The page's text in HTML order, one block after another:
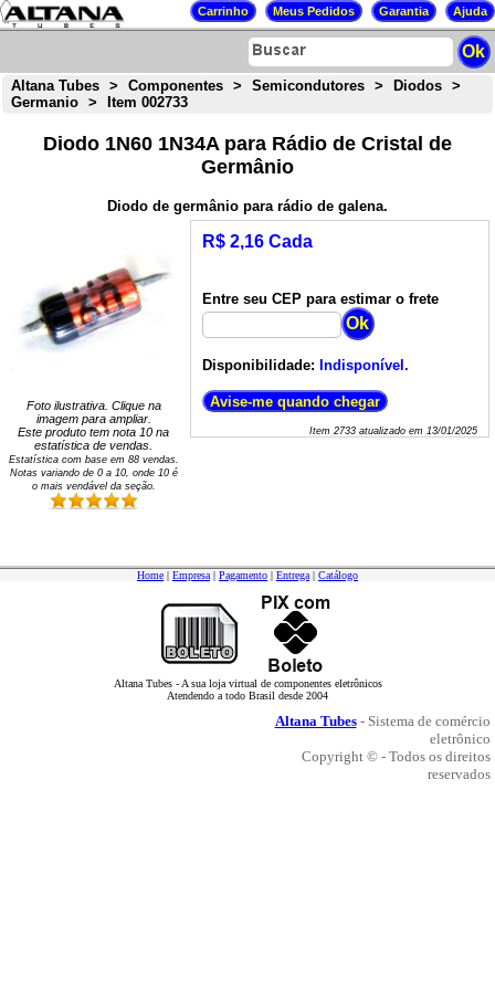
Altana Tubes > Componentes > Semicondutores > Diodos
>
Germanio
> Item 002733
Diodo 1N60 1N34A para Rádio de Cristal de
Germânio
Diodo de germânio para rádio de galena.
Foto ilustrativa. Clique na
imagem para ampliar.
Este produto tem nota 10 na
estatística de vendas.
Estatística com base em 88vendas.
Notas variando de 0a 10, onde 10 é
o mais vendável da seção.
R$ 2,16 Cada
Entre seu CEP para estimar o frete
Disponibilidade: Indisponível.
Item 2733atualizado em 13/01/2025
Home | Empresa | Pagamento | Entrega | Catálogo
Altana Tubes - A sua loja virtual de componentes eletrônicos
Atendendo a todo Brasil desde 2004
Altana Tubes- Sistema de comércio
eletrônico
Copyright © - Todos os direitos
reservados